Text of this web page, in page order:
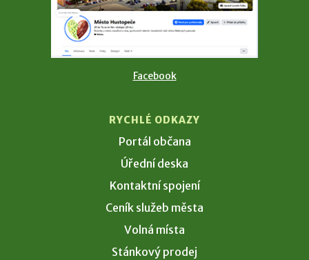
Facebook
RYCHLÉ ODKAZY
Portál občana
Úřední deska
Kontaktní spojení
Ceník služeb města
Volná místa
Stánkový prodej